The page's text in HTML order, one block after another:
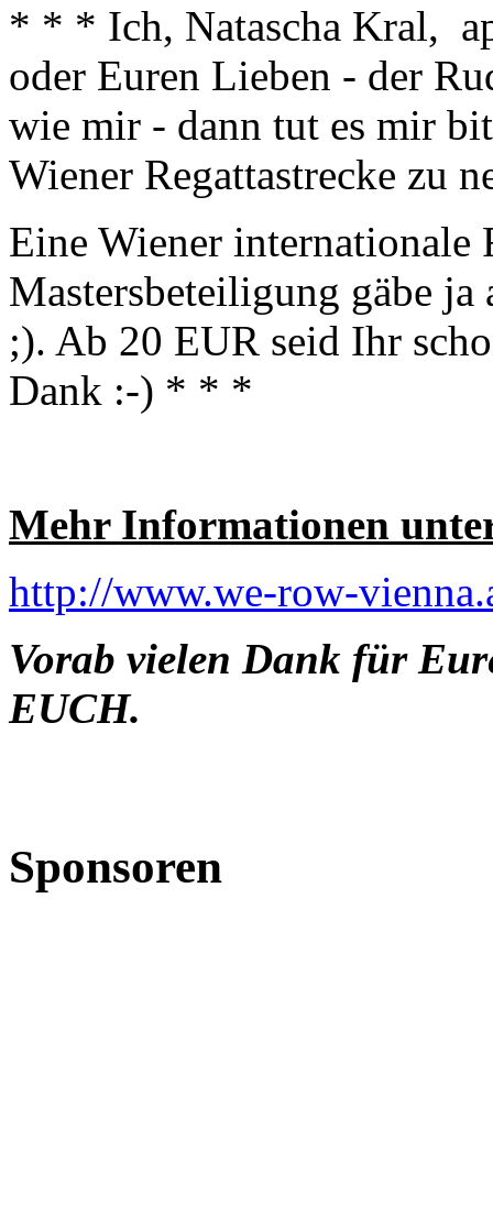
* * * Ich, Natascha Kral,
oder Euren Lieben - der
wie mir - dann tut es mir
Wiener Regattastrecke zu
Eine Wiener internationale
Mastersbeteiligung gäbe
;). Ab 20 EUR seid Ihr
Dank :-) * * *
Mehr Informationen
http://www.we-row-
Vorab vielen Dank für
EUCH.
Sponsoren